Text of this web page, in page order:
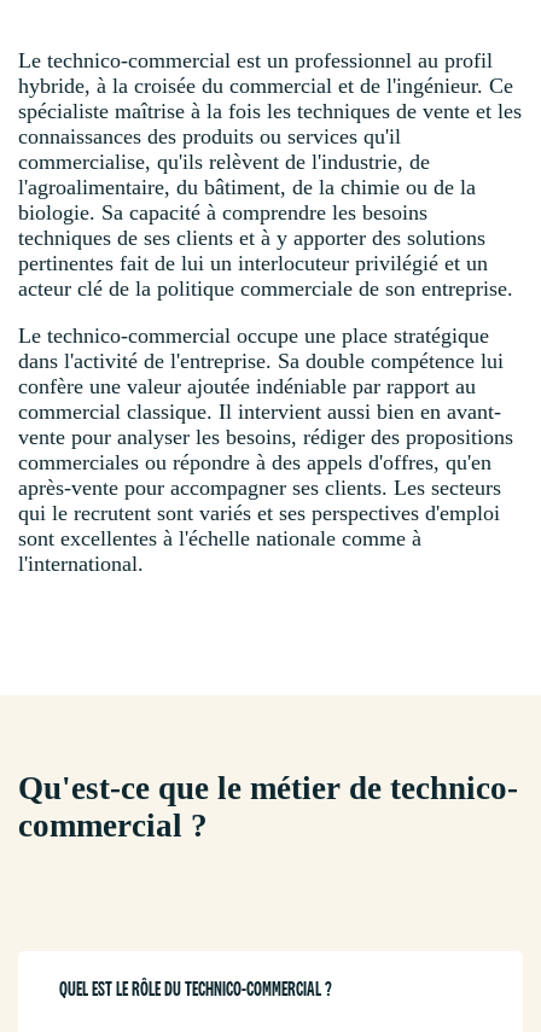
Le technico-commercial est un professionnel au profil
hybride, à la croisée du commercial et de l'ingénieur. Ce
spécialiste maîtrise à la fois les techniques de vente et les
connaissances des produits ou services qu'il
commercialise, qu'ils relèvent de l'industrie, de
l'agroalimentaire, du bâtiment, de la chimie ou de la
biologie. Sa capacité à comprendre les besoins
techniques de ses clients et à y apporter des solutions
pertinentes fait de lui un interlocuteur privilégié et un
acteur clé de la politique commerciale de son entreprise.
Le technico-commercial occupe une place stratégique
dans l'activité de l'entreprise. Sa double compétence lui
confère une valeur ajoutée indéniable par rapport au
commercial classique. Il intervient aussi bien en avant-
vente pour analyser les besoins, rédiger des propositions
commerciales ou répondre à des appels d'offres, qu'en
après-vente pour accompagner ses clients. Les secteurs
qui le recrutent sont variés et ses perspectives d'emploi
sont excellentes à l'échelle nationale comme à
l'international.
Qu'est-ce que le métier de technico-
commercial ?
QUEL EST LE RÔLE DU TECHNICO-COMMERCIAL ?